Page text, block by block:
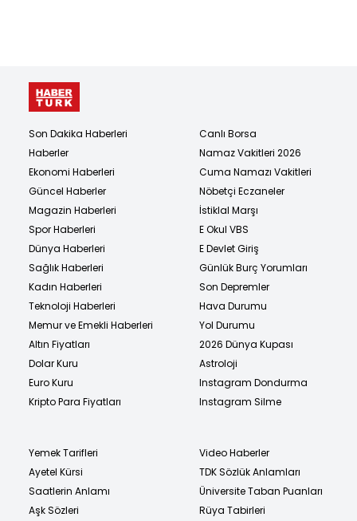
Son Dakika Haberleri
Haberler
Ekonomi Haberleri
Güncel Haberler
Magazin Haberleri
Spor Haberleri
Dünya Haberleri
Sağlık Haberleri
Kadın Haberleri
Teknoloji Haberleri
Memur ve Emekli Haberleri
Altın Fiyatları
Dolar Kuru
Euro Kuru
Kripto Para Fiyatları
Canlı Borsa
Namaz Vakitleri 2026
Cuma Namazı Vakitleri
Nöbetçi Eczaneler
İstiklal Marşı
E Okul VBS
E Devlet Giriş
Günlük Burç Yorumları
Son Depremler
Hava Durumu
Yol Durumu
2026 Dünya Kupası
Astroloji
Instagram Dondurma
Instagram Silme
Yemek Tarifleri
Ayetel Kürsi
Saatlerin Anlamı
Aşk Sözleri
Video Haberler
TDK Sözlük Anlamları
Üniversite Taban Puanları
Rüya Tabirleri